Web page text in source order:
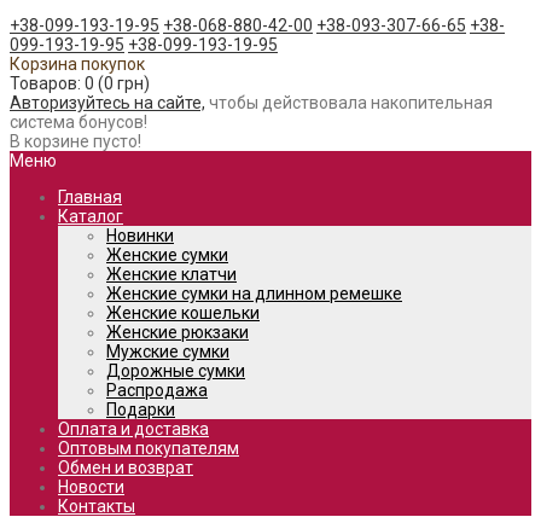
+38-099-193-19-95 +38-068-880-42-00 +38-093-307-66-65 +38-
099-193-19-95 +38-099-193-19-95
Корзина покупок
Товаров: 0 (0 грн)
Авторизуйтесь на сайте, чтобы действовала накопительная
система бонусов!
В корзине пусто!
Меню
Главная
Каталог
Новинки
Женские сумки
Женские клатчи
Женские сумки на длинном ремешке
Женские кошельки
Женские рюкзаки
Мужские сумки
Дорожные сумки
Распродажа
Подарки
Оплата и доставка
Оптовым покупателям
Обмен и возврат
Новости
Контакты